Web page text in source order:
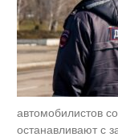
автомобилистов
останавливают с
Ржу